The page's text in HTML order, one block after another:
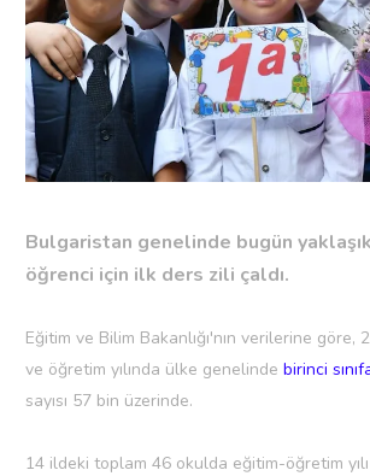
Bulgaristan genelinde bugün
öğrenci için ilk ders zili çaldı.
Eğitim ve Bilim Bakanlığı'nın verilerine göre,
ve öğretim yılında ülke genelinde birinci
sayısı 57 bin üzerinde.
14 ildeki toplam 46 okulda eğitim-öğretim